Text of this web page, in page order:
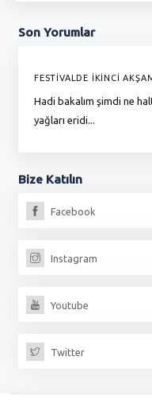
Son Yorumlar
FESTİVALDE İKİNCİ
Hadi bakalım şimdi ne
yağları eridi...
Bize Katılın
Facebook
Instagram
Youtube
Twitter